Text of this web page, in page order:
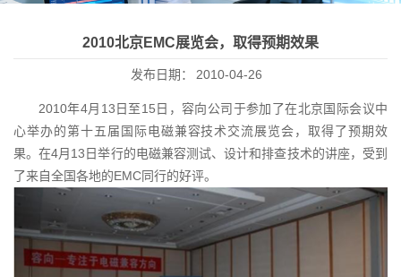
2010北京EMC展览会，取得预期效果
发布日期： 2010-04-26
2010年4月13日至15日，容向公司于参加了在北京国际会议中
心举办的第十五届国际电磁兼容技术交流展览会，取得了预期效
果。在4月13日举行的电磁兼容测试、设计和排查技术的讲座，受到
了来自全国各地的EMC同行的好评。